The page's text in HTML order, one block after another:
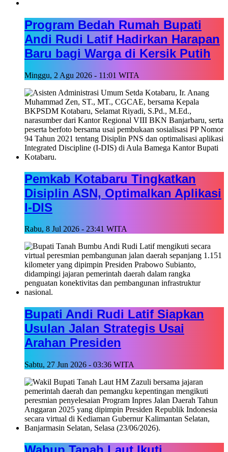
Program Bedah Rumah Bupati
Andi Rudi Latif Hadirkan Harapan
Baru bagi Warga di Kersik Putih
Minggu, 2 Agu 2026 - 11:01 WITA
Pemkab Kotabaru Tingkatkan
Disiplin ASN, Optimalkan Aplikasi
I-DIS
Rabu, 8 Jul 2026 - 23:41 WITA
Bupati Andi Rudi Latif Siapkan
Usulan Jalan Strategis Usai
Arahan Presiden
Sabtu, 27 Jun 2026 - 03:36 WITA